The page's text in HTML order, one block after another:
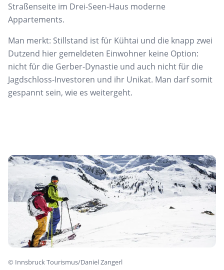
Straßenseite im Drei-Seen-Haus moderne
Appartements.
Man merkt: Stillstand ist für Kühtai und die knapp zwei
Dutzend hier gemeldeten Einwohner keine Option:
nicht für die Gerber-Dynastie und auch nicht für die
Jagdschloss-Investoren und ihr Unikat. Man darf somit
gespannt sein, wie es weitergeht.
© Innsbruck Tourismus/Daniel Zangerl